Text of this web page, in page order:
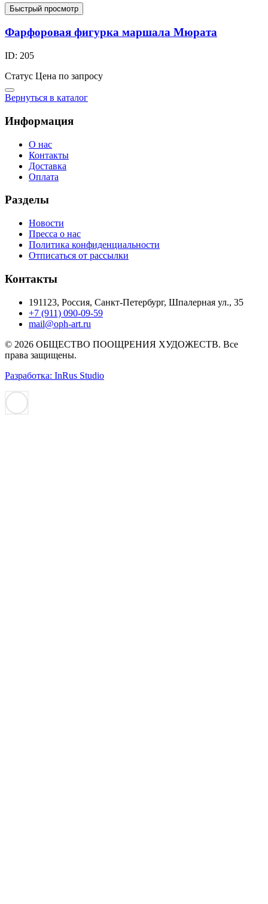
Быстрый просмотр
Фарфоровая фигурка маршала Мюрата
ID: 205
Статус Цена по запросу
Вернуться в каталог
Информация
О нас
Контакты
Доставка
Оплата
Разделы
Новости
Пресса о нас
Политика конфиденциальности
Отписаться от рассылки
Контакты
191123, Россия, Санкт-Петербург, Шпалерная ул., 35
+7 (911) 090-09-59
mail@oph-art.ru
© 2026 ОБЩЕСТВО ПООЩРЕНИЯ ХУДОЖЕСТВ. Все
права защищены.
Разработка: InRus Studio